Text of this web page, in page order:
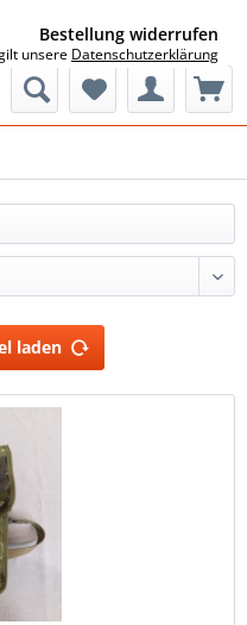
laden
Bestellung widerrufen
unsere Datenschutzerklärung